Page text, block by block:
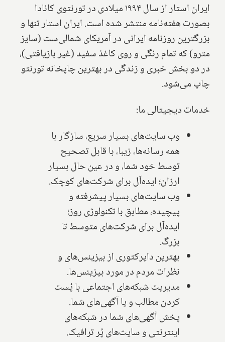
ایران استار از سال ۱۹۹۴ میلادی در تورنتوی کانادا
بصورت هفته‌نامه منتشر شده است. ایران استار تنها و
بزرگترین روزنامه ایرانی در آمریکای شمالی‌ست (سایز
مترو) که تمام رنگی و روی کاغذ سفید (غیر بازیافتی)،
در دو بخش خبری و زندگی در بهترین چاپخانه تورنتو
چاپ می‌شود.
خدمات دیجیتالی ما:
وب سایت‌های بسیار سریع، سازگار با
همه رسانه‌ها، زیبا، با قابل تصحیح
توسط خود شما، و در عین حال بسیار
ارزان؛ ایده‌آل برای شرکت‌های کوچک.
وب سایت‌های بسیار پیشرفته و
پیچیده، مطابق با تکنولوژی روز؛
ایده‌آل برای شرکت‌های متوسط تا
بزرگ.
بهترین دایرکتوری از بیزینس‌های و
نظرات مردم در مورد بیزینس‌ها.
مدیریت شبکه‌های اجتماعی با پُست
کردن مطالب و یا آگهی‌های شما.
پخش آگهی‌های شما در شبکه‌های
اینترنتی و سایت‌های پُر ترافیک.